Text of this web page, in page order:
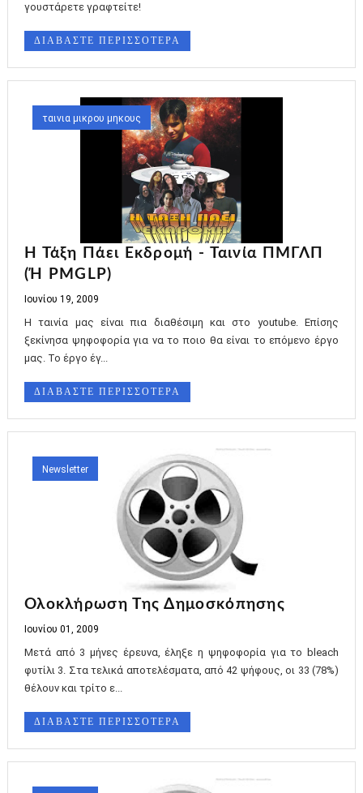
γουστάρετε γραφτείτε!
ΔΙΑΒΑΣΤΕ ΠΕΡΙΣΣΟΤΕΡΑ
ταινια μικρου μηκους
Η Τάξη Πάει Εκδρομή - Ταινία ΠΜΓΛΠ
(ή PMGLP)
Ιουνίου 19, 2009
Η ταινία μας είναι πια διαθέσιμη και στο youtube. Επίσης
ξεκίνησα ψηφοφορία για να το ποιο θα είναι το επόμενο έργο
μας. Το έργο έγ...
ΔΙΑΒΑΣΤΕ ΠΕΡΙΣΣΟΤΕΡΑ
Newsletter
Ολοκλήρωση Της Δημοσκόπησης
Ιουνίου 01, 2009
Μετά από 3 μήνες έρευνα, έληξε η ψηφοφορία για το bleach
φυτίλι 3. Στα τελικά αποτελέσματα, από 42 ψήφους, οι 33 (78%)
θέλουν και τρίτο ε...
ΔΙΑΒΑΣΤΕ ΠΕΡΙΣΣΟΤΕΡΑ